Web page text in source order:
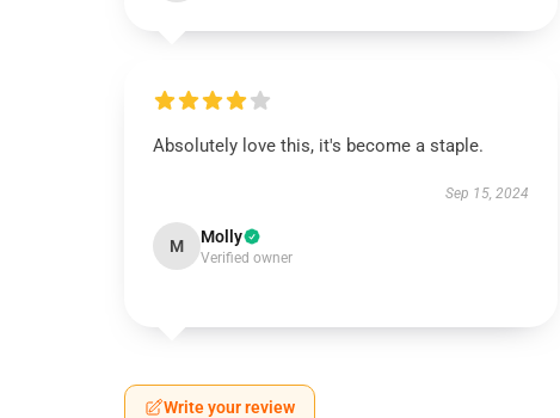
Absolutely love this, it's become a staple.
Sep 15, 2024
M Molly
Verified owner
Write your review